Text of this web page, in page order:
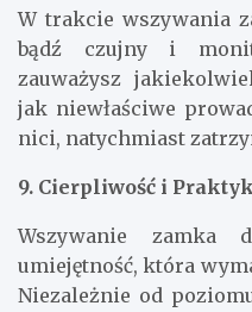
W trakcie wszywania
bądź czujny i
zauważysz
jak niewłaściwe
nici, natychmiast
9. Cierpliwość i
Wszywanie zamka
umiejętność, która
Niezależnie od